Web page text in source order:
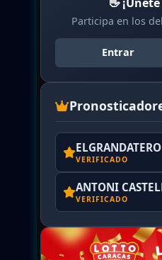
Participa en los
Entrar
VERIFICADO
ANTONI
VERIFICADO